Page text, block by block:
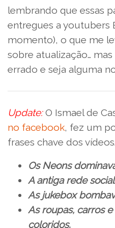
lembrando que essas
entregues a youtubers
momento), o que me
sobre atualização…
errado e seja alguma
Update:O Ismael de
no facebook, fez um
frases chave dos
Os Neons
A antiga rede
As jukebox
As roupas, carros
coloridos.